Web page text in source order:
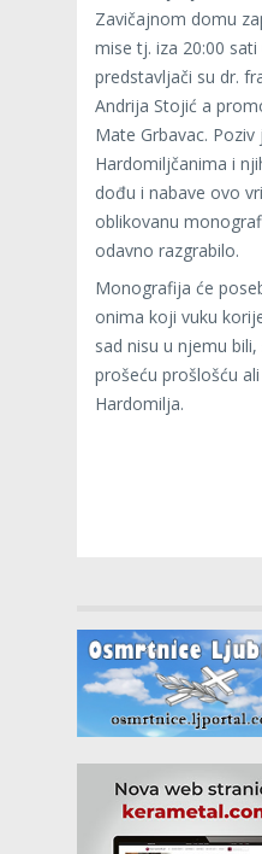
Zavičajnom domu
mise tj. iza 20:00
predstavljači su dr.
Andrija Stojić a
Mate Grbavac.
Hardomiljčanima i
dođu i nabave ovo
oblikovanu
odavno razgrabilo.
Monografija će
onima koji vuku
sad nisu u njemu
prošeću prošlošću
Hardomilja.